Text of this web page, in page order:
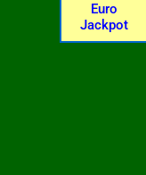
Euro
Jackpot